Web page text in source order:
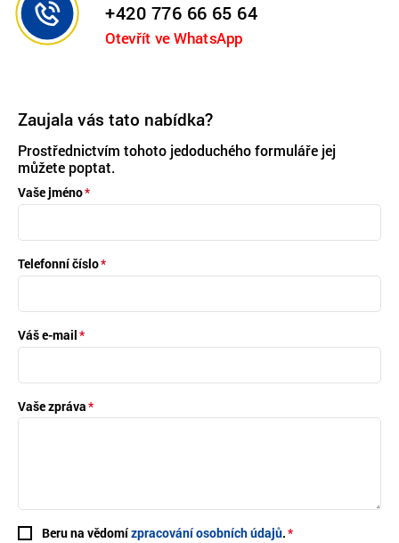
+420 776 66 65 64
Otevřít ve WhatsApp
Zaujala vás tato nabídka?
Prostřednictvím tohoto jedoduchého formuláře jej
můžete poptat.
Vaše jméno
Telefonní číslo
Váš e-mail
Vaše zpráva
Beru na vědomízpracování osobních údajů.